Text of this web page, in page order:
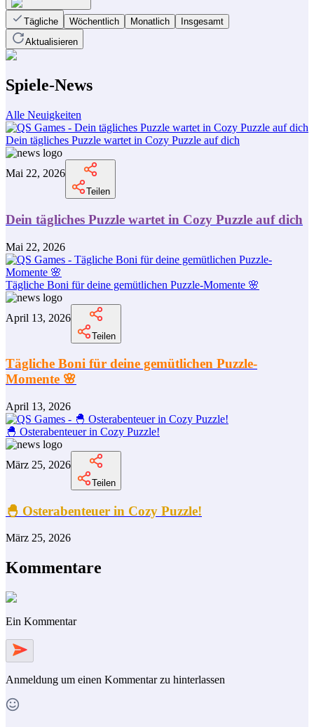
Tägliche Wöchentlich Monatlich
Insgesamt
Aktualisieren
Spiele-News
Alle Neuigkeiten
Dein tägliches Puzzle wartet in Cozy Puzzle auf dich
Mai 22, 2026
Teilen
Dein tägliches Puzzle wartet in Cozy Puzzle auf dich
Mai 22, 2026
Tägliche Boni für deine gemütlichen Puzzle-Momente 🌸
April 13, 2026
Teilen
Tägliche Boni für deine gemütlichen Puzzle-
Momente 🌸
April 13, 2026
🐣 Osterabenteuer in Cozy Puzzle!
März 25, 2026
Teilen
🐣 Osterabenteuer in Cozy Puzzle!
März 25, 2026
Kommentare
Ein Kommentar
Anmeldung um einen Kommentar zu hinterlassen